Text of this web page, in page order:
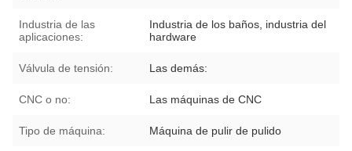
Industria de las
aplicaciones:
Industria de los baños, industria del
hardware
Válvula de tensión: Las demás:
CNC o no: Las máquinas de CNC
Tipo de máquina: Máquina de pulir de pulido